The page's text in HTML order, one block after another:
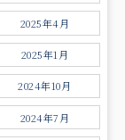
2025年4月
2025年1月
2024年10月
2024年7月